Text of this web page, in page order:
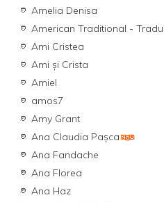
Amelia Denisa
American Traditional -
Ami Cristea
Ami şi Crista
Amiel
amos7
Amy Grant
Ana Claudia Pașca
Ana Fandache
Ana Florea
Ana Haz